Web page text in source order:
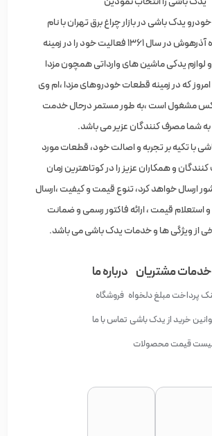
یدک باشی در بازار چراغ برق تهران با نام
قدیمی فروشگاه آذرهوش در سال 1361 فعالیت خود را در زمینه
یدکی ماشین های وارداتی همچون مزدا
امروز که در زمینه قطعات خودروهای مزدا ،ام وی
مشغول است ،به طور مستمر درحال خدمت
به شما مصرف کنندگان عزیر می باشد.
با تکیه بر تجربه و اصالت خود، قطعات مورد
و همکاران عزیز را در کوتاهترین زمان
ارسال خواهد کرد، تنوع قیمت و کیفیت ،ارسال
استعلام قیمت ، ارائه فاکتور رسمی و ضمانت
از ویژگی ها و خدمات یدک باشی می باشد.
خدمات مشتریان
پرداخت مبلغ دلخواه
خرید از یدک باشی
قیمت محصولات
درباره ما
فروشگاه
تماس با ما